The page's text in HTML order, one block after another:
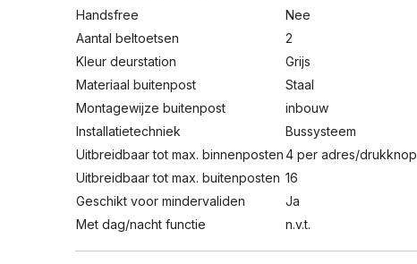
Handsfree
Nee
Aantal beltoetsen
2
Kleur deurstation
Grijs
Materiaal buitenpost
Staal
Montagewijze buitenpost
inbouw
Installatietechniek
Bussysteem
Uitbreidbaar tot max. binnenposten4 per adres/drukknop
Uitbreidbaar tot max. buitenposten 16
Geschikt voor mindervaliden
Ja
Met dag/nacht functie
n.v.t.